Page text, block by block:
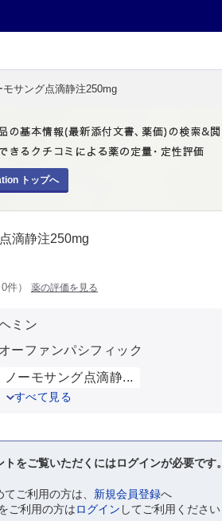
モサング点滴静注250mg
トップへ
滴静注250mg
件） 薬の評価を見る
ミン
オーファンパシフィック
ノーモサング点滴静...
すべて見る
をご覧いただくにはログインが必要です。
てご利用の方は、 新規会員登録へ
ご利用の方はログイン してご利用ください